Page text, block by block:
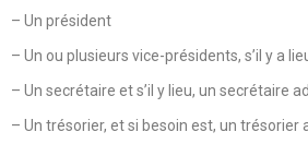
– Un président
– Un ou plusieurs vice-présidents, s’il y a
– Un secrétaire et s’il y lieu, un secrétaire
– Un trésorier, et si besoin est, un trésorier